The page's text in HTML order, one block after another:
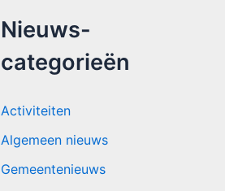
Nieuws-
categorieën
Activiteiten
Algemeen nieuws
Gemeentenieuws